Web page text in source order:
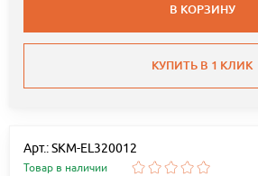
В КОРЗИНУ
КУПИТЬ В 1 КЛИК
Арт.: SKM-EL320012
Товар в наличии